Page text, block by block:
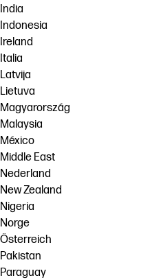
India
Indonesia
Ireland
Italia
Latvija
Lietuva
Magyarország
Malaysia
México
Middle East
Nederland
New Zealand
Nigeria
Norge
Österreich
Pakistan
Paraguay